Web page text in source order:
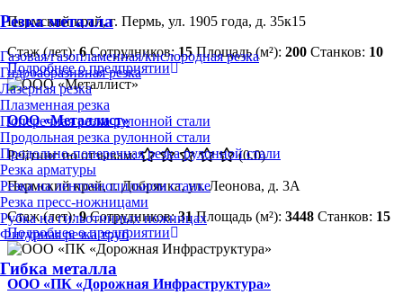
Резка металла
Газовая/газопламенная/кислородная резка
Гидроабразивная резка
Лазерная резка
Плазменная резка
Поперечная резка рулонной стали
Продольная резка рулонной стали
Продольно-поперечная резка рулонной стали
Резка арматуры
Резка на ленточнопильном станке
Резка пресс-ножницами
Рубка на гильотинных ножницах
Фигурная резка труб
Гибка металла
Пермский край, г. Пермь, ул. 1905 года, д. 35к15
Стаж (лет):6 Сотрудников:15 Площадь (м²): 200 Станков: 10
Подробнее о предприятии
ООО «Металлист»
Рейтинг по отзывам:
(0.0)
Пермский край, г. Добрянка, ул. Леонова, д. 3А
Стаж (лет):9 Сотрудников:31 Площадь (м²): 3448 Станков: 15
Подробнее о предприятии
ООО «ПК «Дорожная Инфраструктура»